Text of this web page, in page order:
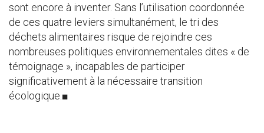
sont encore à inventer. Sans l’utilisation coordonnée
de ces quatre leviers simultanément, le tri des
déchets alimentaires risque de rejoindre ces
nombreuses politiques environnementales dites « de
témoignage », incapables de participer
significativement à la nécessaire transition
écologique.■